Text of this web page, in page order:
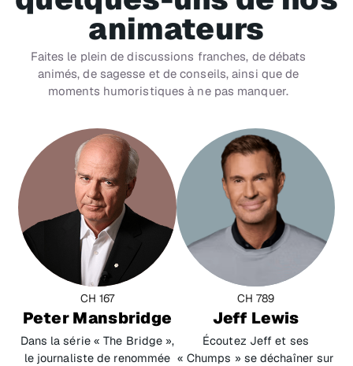
animateurs
Faites le plein de discussions franches, de débats
animés, de sagesse et de conseils, ainsi que de
moments humoristiques à ne pas manquer.
CH 167
Peter Mansbridge
Dans la série « The Bridge »,
le journaliste de renommée
CH 789
Jeff Lewis
Écoutez Jeff et ses
« Chumps » se déchaîner sur